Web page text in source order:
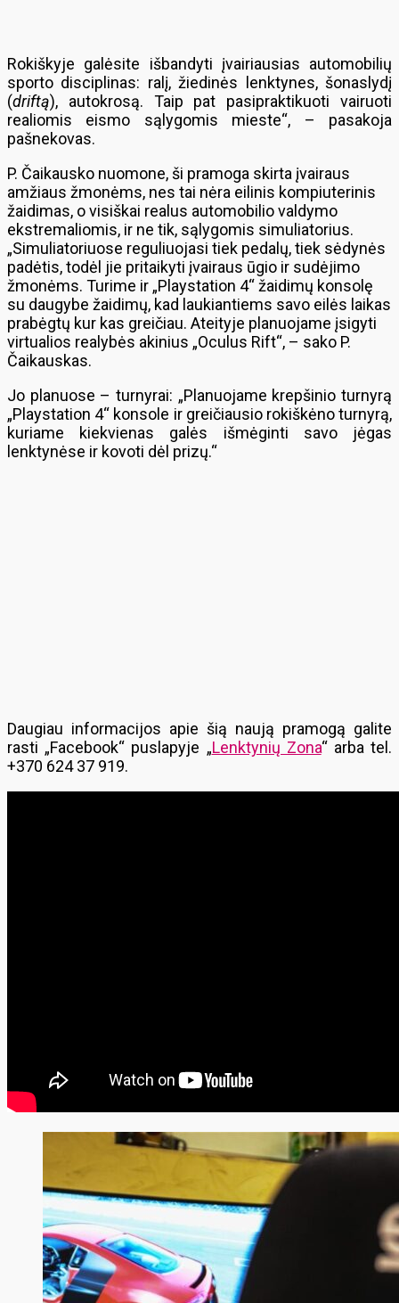
Rokiškyje galėsite išbandyti įvairiausias automobilių
sporto disciplinas: ralį, žiedinės lenktynes, šonaslydį
(driftą), autokrosą. Taip pat pasipraktikuoti vairuoti
realiomis eismo sąlygomis mieste“, – pasakoja
pašnekovas.
P. Čaikausko nuomone, ši pramoga skirta įvairaus
amžiaus žmonėms, nes tai nėra eilinis kompiuterinis
žaidimas, o visiškai realus automobilio valdymo
ekstremaliomis, ir ne tik, sąlygomis simuliatorius.
„Simuliatoriuose reguliuojasi tiek pedalų, tiek sėdynės
padėtis, todėl jie pritaikyti įvairaus ūgio ir sudėjimo
žmonėms. Turime ir „Playstation 4“ žaidimų konsolę
su daugybe žaidimų, kad laukiantiems savo eilės laikas
prabėgtų kur kas greičiau. Ateityje planuojame įsigyti
virtualios realybės akinius „Oculus Rift“, – sako P.
Čaikauskas.
Jo planuose – turnyrai: „Planuojame krepšinio turnyrą
„Playstation 4“ konsole ir greičiausio rokiškėno turnyrą,
kuriame kiekvienas galės išmėginti savo jėgas
lenktynėse ir kovoti dėl prizų.“
Daugiau informacijos apie šią naują pramogą galite
rasti „Facebook“ puslapyje „Lenktynių Zona“ arba tel.
+370 624 37 919.